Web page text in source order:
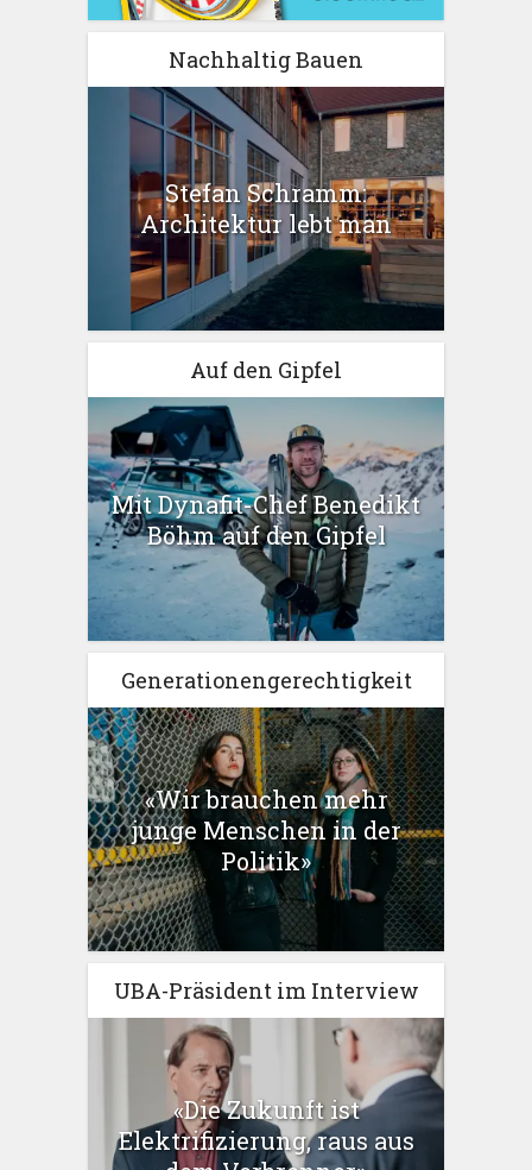
Nachhaltig Bauen
Stefan Schramm:
Architektur lebt man
Auf den Gipfel
Mit Dynafit-Chef Benedikt
Böhm auf den Gipfel
Generationengerechtigkeit
«Wir brauchen mehr
junge Menschen in der
Politik»
UBA-Präsident im Interview
«Die Zukunft ist
Elektrifizierung, raus aus